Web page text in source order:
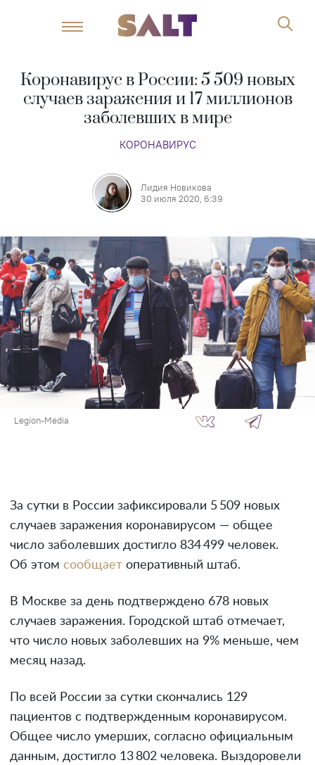
Коронавирус в России: 5 509 новых
случаев заражения и 17 миллионов
заболевших в мире
КОРОНАВИРУС
Лидия Новикова
30 июля 2020, 6:39
Legion-Media
За сутки в России зафиксировали 5 509 новых
случаев заражения коронавирусом — общее
число заболевших достигло 834 499 человек.
Об этом сообщает оперативный штаб.
В Москве за день подтверждено 678 новых
случаев заражения. Городской штаб отмечает,
что число новых заболевших на 9% меньше, чем
месяц назад.
По всей России за сутки скончались 129
пациентов с подтвержденным коронавирусом.
Общее число умерших, согласно официальным
данным, достигло 13 802 человека. Выздоровели